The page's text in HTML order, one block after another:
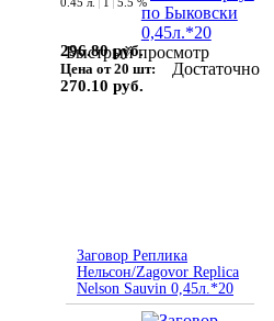
Быстрый просмотр
296.80 руб.
Цена от 20 шт:
270.10 руб.
Достаточно
Заговор Реплика
Нельсон/Zagovor Replica
Nelson Sauvin 0,45л.*20